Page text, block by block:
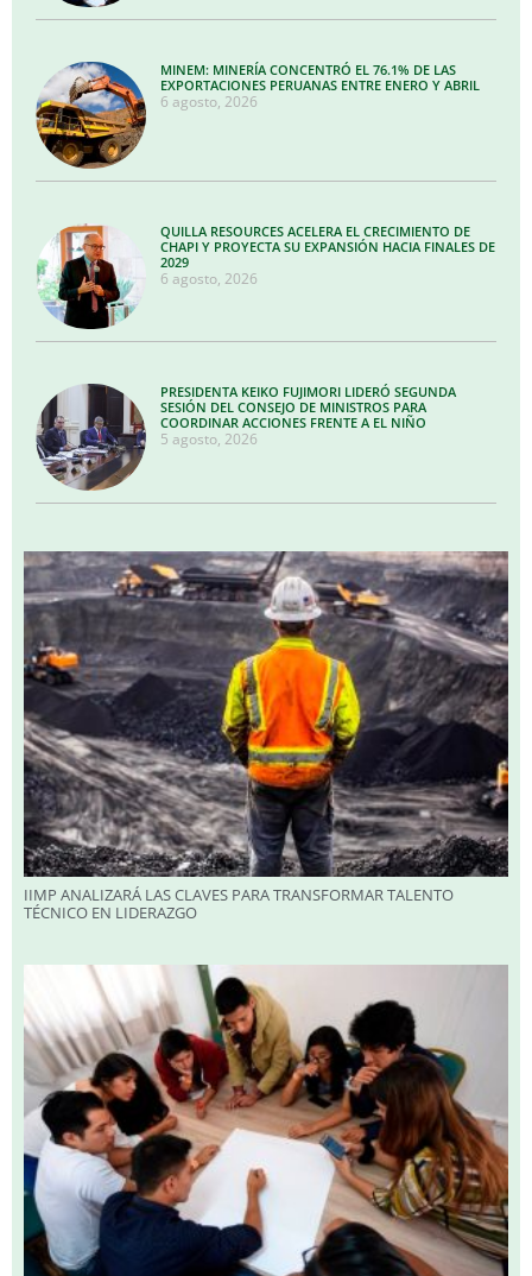
MINEM: MINERÍA CONCENTRÓ EL 76.1% DE LAS
EXPORTACIONES PERUANAS ENTRE ENERO Y ABRIL
6 agosto, 2026
QUILLA RESOURCES ACELERA EL CRECIMIENTO DE
CHAPI Y PROYECTA SU EXPANSIÓN HACIA FINALES DE
2029
6 agosto, 2026
PRESIDENTA KEIKO FUJIMORI LIDERÓ SEGUNDA
SESIÓN DEL CONSEJO DE MINISTROS PARA
COORDINAR ACCIONES FRENTE A EL NIÑO
5 agosto, 2026
IIMP ANALIZARÁ LAS CLAVES PARA TRANSFORMAR TALENTO
TÉCNICO EN LIDERAZGO